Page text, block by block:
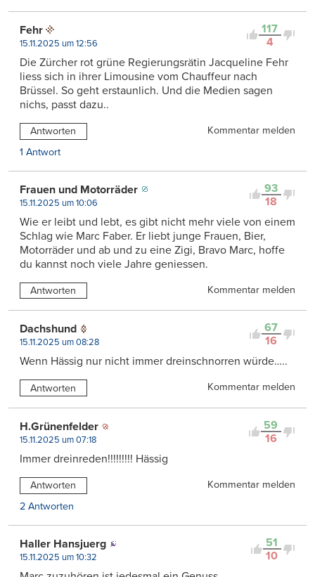
117
4
Fehr
15.11.2025 um 12:56
Die Zürcher rot grüne Regierungsrätin Jacqueline Fehr
liess sich in ihrer Limousine vom Chauffeur nach
Brüssel. So geht erstaunlich. Und die Medien sagen
nichs, passt dazu..
Antworten
Kommentar melden
1 Antwort
93
18
Frauen und Motorräder
15.11.2025 um 10:06
Wie er leibt und lebt, es gibt nicht mehr viele von einem
Schlag wie Marc Faber. Er liebt junge Frauen, Bier,
Motorräder und ab und zu eine Zigi, Bravo Marc, hoffe
du kannst noch viele Jahre geniessen.
Antworten Kommentar melden
67
16
Dachshund
15.11.2025 um 08:28
Wenn Hässig nur nicht immer dreinschnorren würde…..
Antworten Kommentar melden
59
16
H.Grünenfelder
15.11.2025 um 07:18
Immer dreinreden!!!!!!!!! Hässig
Antworten
Kommentar melden
2 Antworten
51
10
Haller Hansjuerg
15.11.2025 um 10:32